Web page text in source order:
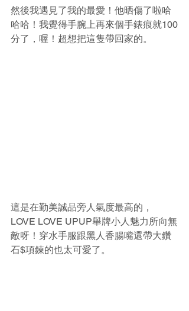
然後我遇見了我的最愛！他晒傷了啦哈
哈哈！我覺得手腕上再來個手錶痕就100
分了，喔！超想把這隻帶回家的。
這是在勤美誠品旁人氣度最高的，
LOVE LOVE UPUP舉牌小人魅力所向無
敵呀！穿水手服跟黑人香腸嘴還帶大鑽
石$項鍊的也太可愛了。